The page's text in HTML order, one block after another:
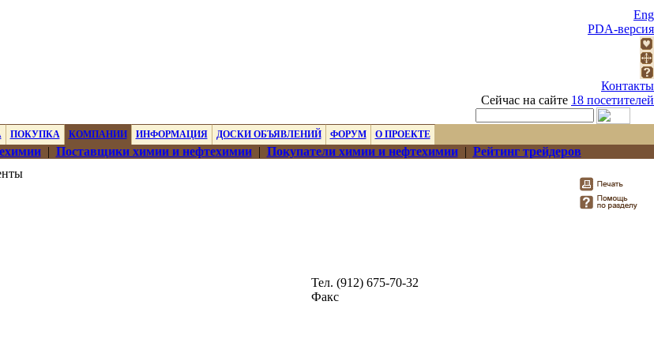
Eng
PDA-версия
Контакты
Сейчас на сайте 18 посетителей
ПОКУПКА КОМПАНИИ ИНФОРМАЦИЯ ДОСКИ ОБЪЯВЛЕНИЙ ФОРУМ О ПРОЕКТЕ
| Поставщики химии и нефтехимии| Покупатели химии и нефтехимии| Рейтинг трейдеров
Тел. (912) 675-70-32
Факс